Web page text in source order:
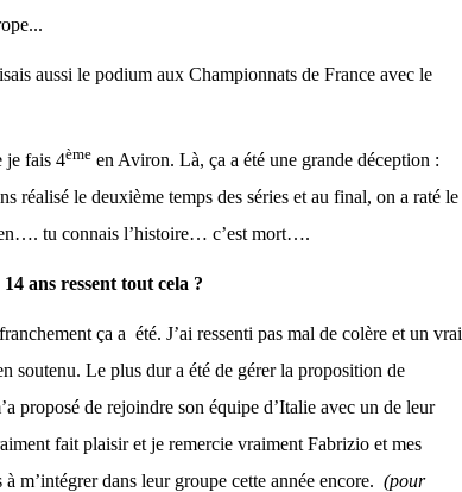
aussi le podium aux Championnats de France avec le
je fais 4ème en Aviron. Là, ça a été une grande déception :
réalisé le deuxième temps des séries et au final, on a raté le
tu connais l’histoire… c’est mort….
ans ressent tout cela ?
ça a été. J’ai ressenti pas mal de colère et un vrai
soutenu. Le plus dur a été de gérer la proposition de
proposé de rejoindre son équipe d’Italie avec un de leur
fait plaisir et je remercie vraiment Fabrizio et mes
m’intégrer dans leur groupe cette année encore. (pour